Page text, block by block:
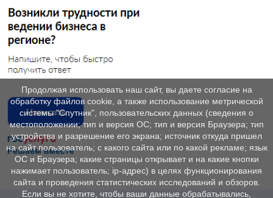
Продолжая использовать наш сайт, вы даете согласие на
обработку файлов cookie, а также использование метрической
системы "Спутник", пользовательских данных (сведения о
местоположении; тип и версия ОС; тип и версия Браузера; тип
устройства и разрешение его экрана; источник откуда пришел
на сайт пользователь; с какого сайта или по какой рекламе; язык
ОС и Браузера; какие страницы открывает и на какие кнопки
нажимает пользователь; ip-адрес) в целях функционирования
сайта и проведения статистических исследований и обзоров.
Если вы не хотите, чтобы ваши данные обрабатывались,